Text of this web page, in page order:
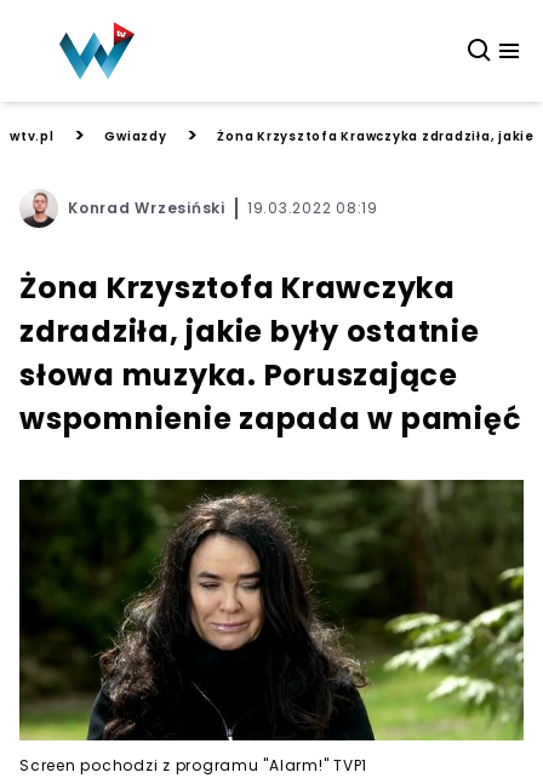
wtv.pl > Gwiazdy > Żona Krzysztofa Krawczyka zdradziła,
Konrad Wrzesiński 19.03.2022 08:19
Żona Krzysztofa Krawczyka
zdradziła, jakie były ostatnie
słowa muzyka. Poruszające
wspomnienie zapada w pamięć
Screen pochodzi z programu "Alarm!" TVP1